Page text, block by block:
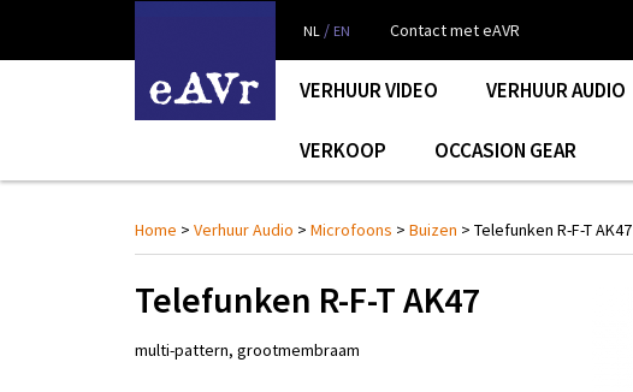
NL / EN Contact met eAVR
VERHUUR VIDEO VERHUUR AUDIO
VERKOOP OCCASION GEAR
Home > Verhuur Audio > Microfoons > Buizen > Telefunken R-F-T AK47
Telefunken R-F-T AK47
multi-pattern, grootmembraam